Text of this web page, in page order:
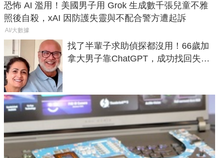
恐怖 AI 濫用！美國男子用 Grok 生成數千張兒童不雅
照後自殺，xAI 因防護失靈與不配合警方遭起訴
AI/大數據
找了半輩子求助偵探都沒用！66歲加
拿大男子靠ChatGPT，成功找回失散